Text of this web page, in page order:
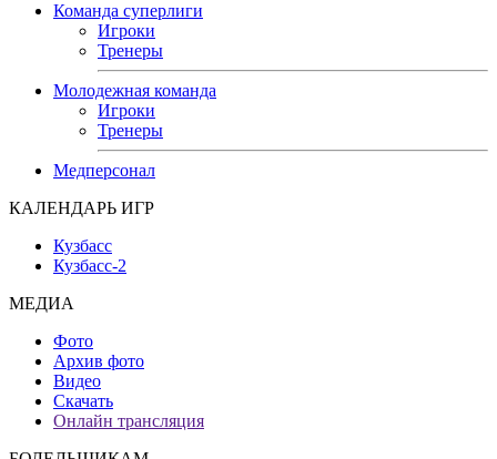
Команда суперлиги
Игроки
Тренеры
Молодежная команда
Игроки
Тренеры
Медперсонал
КАЛЕНДАРЬ ИГР
Кузбасс
Кузбасс-2
МЕДИА
Фото
Архив фото
Видео
Скачать
Онлайн трансляция